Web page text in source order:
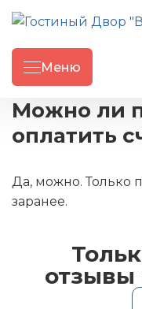
Меню
Можно ли
оплатить
Да, можно. Только
заранее.
отзывы